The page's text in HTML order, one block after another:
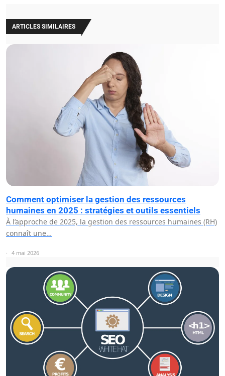
ARTICLES SIMILAIRES
Comment optimiser la gestion des ressources
humaines en 2025 : stratégies et outils essentiels
À l’approche de 2025, la gestion des ressources humaines (RH)
connaît une…
4 mai 2026